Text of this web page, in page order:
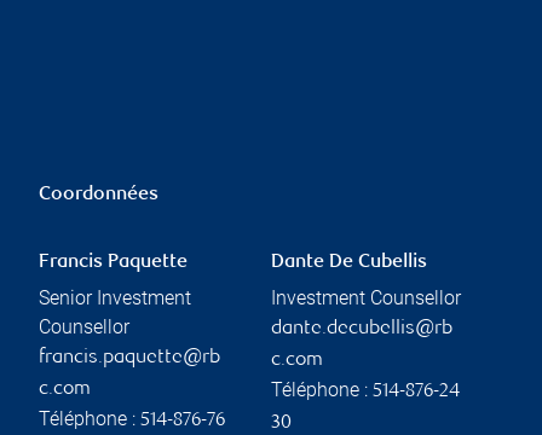
Coordonnées
Francis Paquette
Senior Investment
Counsellor
francis.paquette@rb
c.com
Téléphone : 514-876-76
Dante De Cubellis
Investment Counsellor
dante.decubellis@rb
c.com
Téléphone : 514-876-24
30